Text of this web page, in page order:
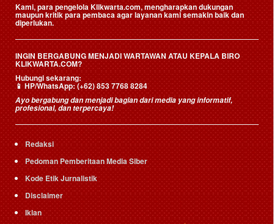
Kami, para pengelola Klikwarta.com, mengharapkan dukungan
maupun kritik para pembaca agar layanan kami semakin baik dan
diperlukan.
INGIN BERGABUNG MENJADI WARTAWAN ATAU KEPALA BIRO
KLIKWARTA.COM?
Hubungi sekarang:
📱HP/WhatsApp:(+62) 853 7768 8284
Ayo bergabung dan menjadi bagian dari media yang informatif,
profesional, dan terpercaya!
Redaksi
Pedoman Pemberitaan Media Siber
Kode Etik Jurnalistik
Disclaimer
Iklan